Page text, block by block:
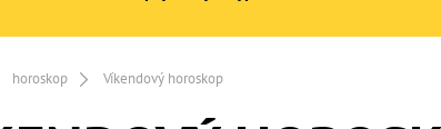
horoskop Víkendový horoskop